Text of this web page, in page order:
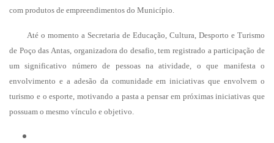
com produtos de empreendimentos do Município.
Até o momento a Secretaria de Educação, Cultura, Desporto e Turismo
de Poço das Antas, organizadora do desafio, tem registrado a participação de
um significativo número de pessoas na atividade, o que manifesta o
envolvimento e a adesão da comunidade em iniciativas que envolvem o
turismo e o esporte, motivando a pasta a pensar em próximas iniciativas que
possuam o mesmo vínculo e objetivo.